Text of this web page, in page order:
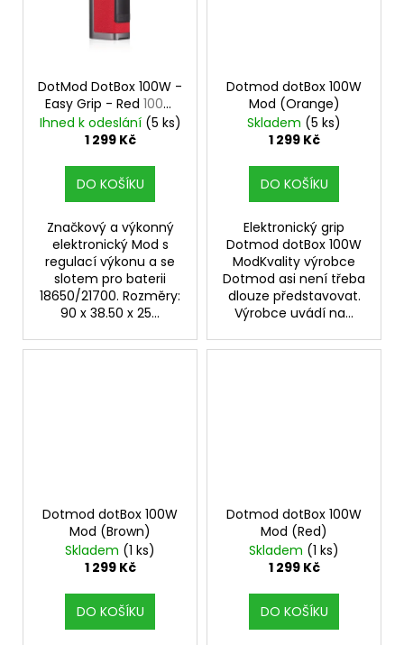
DotMod DotBox 100W -
Easy Grip - Red 100W
Mod
Ihned k odeslání (5 ks)
1 299 Kč
DO KOŠÍKU
Značkový a výkonný
elektronický Mod s
regulací výkonu a se
slotem pro baterii
18650/21700. Rozměry:
90 x 38.50 x 25...
Dotmod dotBox 100W
Mod (Orange)
Skladem (5 ks)
1 299 Kč
DO KOŠÍKU
Elektronický grip
Dotmod dotBox 100W
ModKvality výrobce
Dotmod asi není třeba
dlouze představovat.
Výrobce uvádí na...
Dotmod dotBox 100W
Mod (Brown)
Skladem (1 ks)
1 299 Kč
DO KOŠÍKU
Dotmod dotBox 100W
Mod (Red)
Skladem (1 ks)
1 299 Kč
DO KOŠÍKU